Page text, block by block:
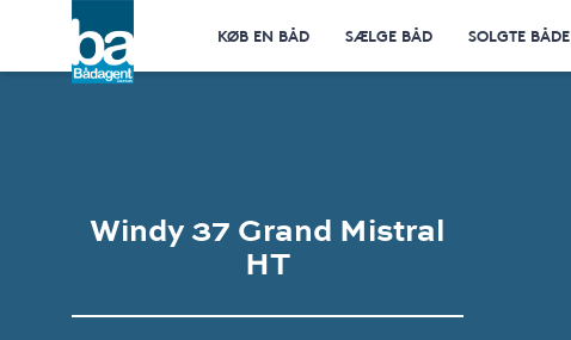
KØB EN BÅD SÆLGE BÅD SOLGTE BÅDE
Windy 37 Grand Mistral
HT